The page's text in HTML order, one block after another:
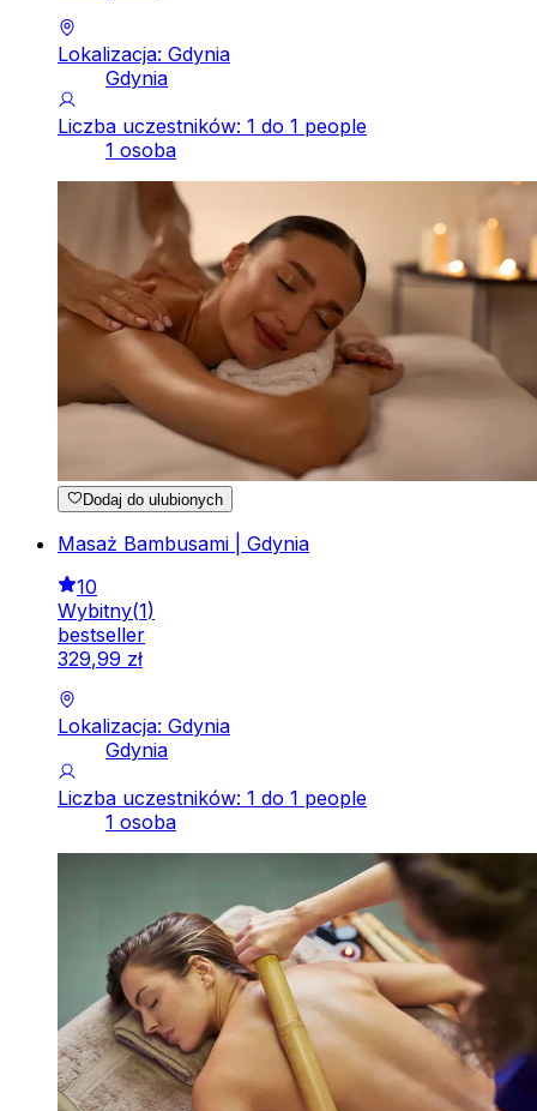
Lokalizacja: Gdynia
Gdynia
Liczba uczestników: 1 do 1 people
1 osoba
Dodaj do ulubionych
Masaż Bambusami | Gdynia
10
Wybitny(1)
bestseller
329,99 zł
Lokalizacja: Gdynia
Gdynia
Liczba uczestników: 1 do 1 people
1 osoba